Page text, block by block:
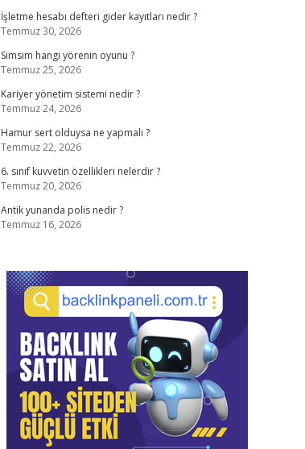
İşletme hesabı defteri gider kayıtları nedir ?
Temmuz 30, 2026
Simsim hangi yörenin oyunu ?
Temmuz 25, 2026
Kariyer yönetim sistemi nedir ?
Temmuz 24, 2026
Hamur sert olduysa ne yapmalı ?
Temmuz 22, 2026
6. sınıf kuvvetin özellikleri nelerdir ?
Temmuz 20, 2026
Antik yunanda polis nedir ?
Temmuz 16, 2026